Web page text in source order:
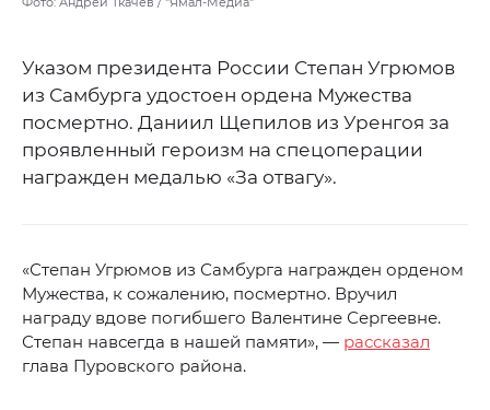
Указом президента России Степан Угрюмов
из Самбурга удостоен ордена Мужества
посмертно. Даниил Щепилов из Уренгоя за
проявленный героизм на спецоперации
награжден медалью «За отвагу».
«Степан Угрюмов из Самбурга награжден орденом
Мужества, к сожалению, посмертно. Вручил
награду вдове погибшего Валентине Сергеевне.
Степан навсегда в нашей памяти», — рассказал
глава Пуровского района.